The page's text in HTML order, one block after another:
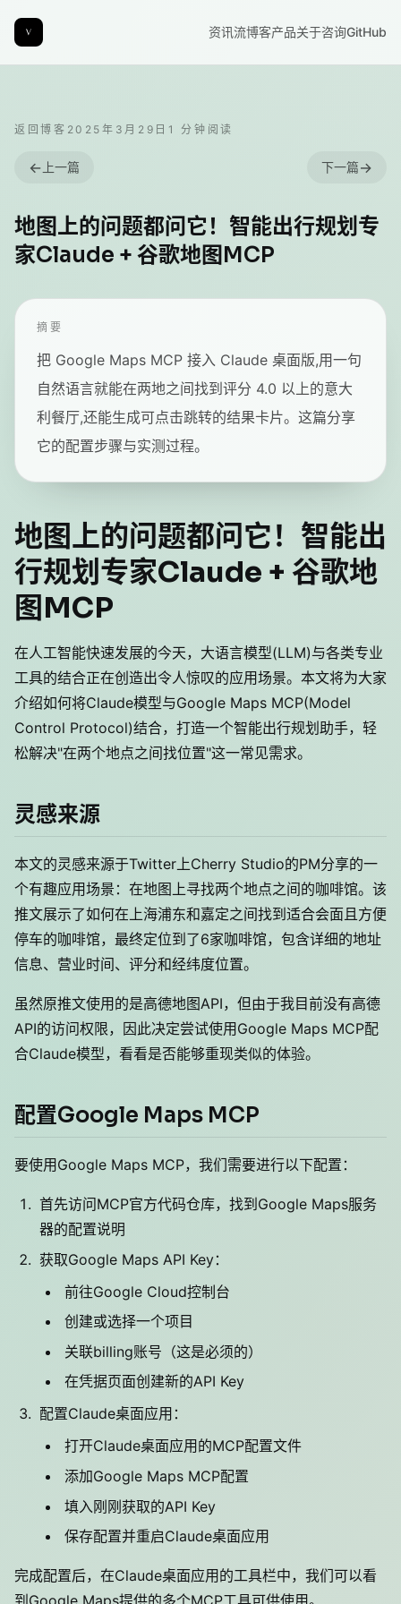
资讯流博客产品关于咨询GitHub
返回博客 2025年3月29日 1 分钟阅读
← 上一篇 下一篇→
地图上的问题都问它！智能出行规划专
家Claude + 谷歌地图MCP
摘要
把 Google Maps MCP 接入 Claude 桌面版,用一句
自然语言就能在两地之间找到评分 4.0 以上的意大
利餐厅,还能生成可点击跳转的结果卡片。这篇分享
它的配置步骤与实测过程。
地图上的问题都问它！智能出
行规划专家Claude + 谷歌地
图MCP
在人工智能快速发展的今天，大语言模型(LLM)与各类专业
工具的结合正在创造出令人惊叹的应用场景。本文将为大家
介绍如何将Claude模型与Google Maps MCP(Model
Control Protocol)结合，打造一个智能出行规划助手，轻
松解决"在两个地点之间找位置"这一常见需求。
灵感来源
本文的灵感来源于Twitter上Cherry Studio的PM分享的一
个有趣应用场景：在地图上寻找两个地点之间的咖啡馆。该
推文展示了如何在上海浦东和嘉定之间找到适合会面且方便
停车的咖啡馆，最终定位到了6家咖啡馆，包含详细的地址
信息、营业时间、评分和经纬度位置。
虽然原推文使用的是高德地图API，但由于我目前没有高德
API的访问权限，因此决定尝试使用Google Maps MCP配
合Claude模型，看看是否能够重现类似的体验。
配置Google Maps MCP
要使用Google Maps MCP，我们需要进行以下配置：
首先访问MCP官方代码仓库，找到Google Maps服务
器的配置说明
获取Google Maps API Key：
前往Google Cloud控制台
创建或选择一个项目
关联billing账号（这是必须的）
在凭据页面创建新的API Key
配置Claude桌面应用：
打开Claude桌面应用的MCP配置文件
添加Google Maps MCP配置
填入刚刚获取的API Key
保存配置并重启Claude桌面应用
完成配置后，在Claude桌面应用的工具栏中，我们可以看